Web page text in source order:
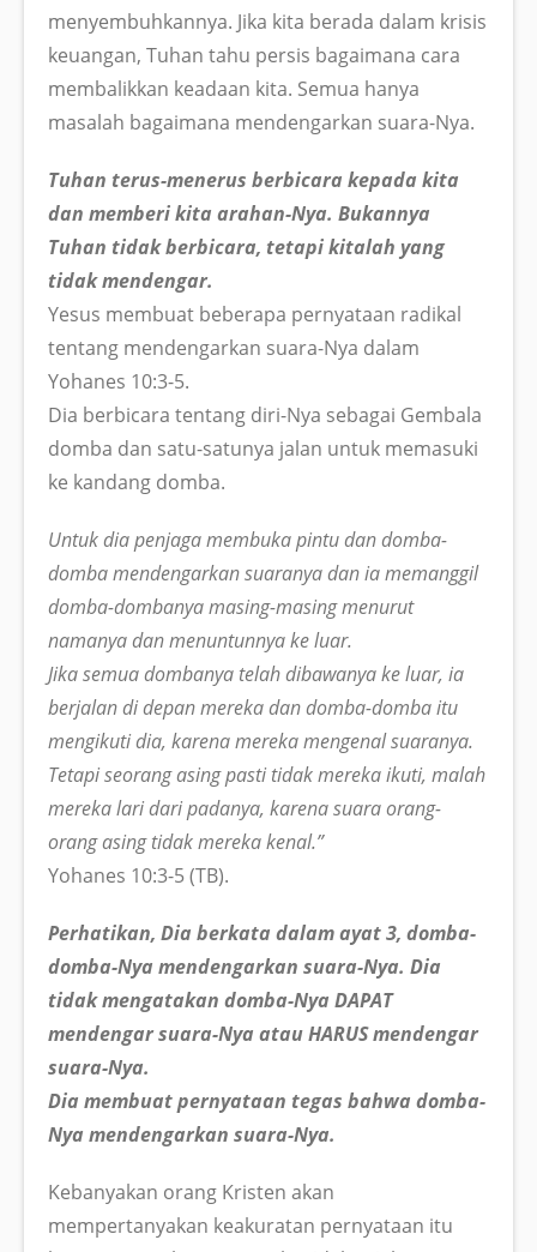
menyembuhkannya. Jika kita berada dalam krisis
keuangan, Tuhan tahu persis bagaimana cara
membalikkan keadaan kita. Semua hanya
masalah bagaimana mendengarkan suara-Nya.
Tuhan terus-menerus berbicara kepada kita
dan memberi kita arahan-Nya. Bukannya
Tuhan tidak berbicara, tetapi kitalah yang
tidak mendengar.
Yesus membuat beberapa pernyataan radikal
tentang mendengarkan suara-Nya dalam
Yohanes 10:3-5.
Dia berbicara tentang diri-Nya sebagai Gembala
domba dan satu-satunya jalan untuk memasuki
ke kandang domba.
Untuk dia penjaga membuka pintu dan domba-
domba mendengarkan suaranya dan ia memanggil
domba-dombanya masing-masing menurut
namanya dan menuntunnya ke luar.
Jika semua dombanya telah dibawanya ke luar, ia
berjalan di depan mereka dan domba-domba itu
mengikuti dia, karena mereka mengenal suaranya.
Tetapi seorang asing pasti tidak mereka ikuti, malah
mereka lari dari padanya, karena suara orang-
orang asing tidak mereka kenal.”
Yohanes 10:3-5 (TB).
Perhatikan, Dia berkata dalam ayat 3, domba-
domba-Nya mendengarkan suara-Nya. Dia
tidak mengatakan domba-Nya DAPAT
mendengar suara-Nya atau HARUS mendengar
suara-Nya.
Dia membuat pernyataan tegas bahwa domba-
Nya mendengarkan suara-Nya.
Kebanyakan orang Kristen akan
mempertanyakan keakuratan pernyataan itu